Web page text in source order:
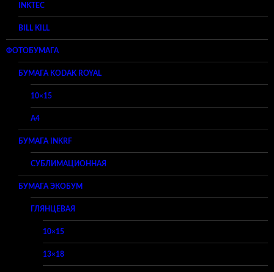
INKTEC
BILL KILL
ФОТОБУМАГА
БУМАГА KODAK ROYAL
10×15
A4
БУМАГА INKRF
СУБЛИМАЦИОННАЯ
БУМАГА ЭКОБУМ
ГЛЯНЦЕВАЯ
10×15
13×18